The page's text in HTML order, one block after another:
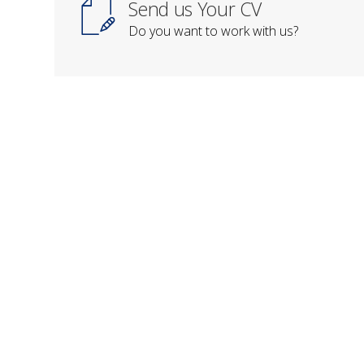
Send us Your CV
Do you want to work with us?